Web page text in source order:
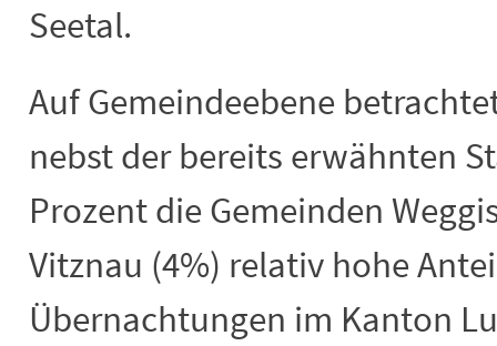
Seetal.
Auf Gemeindeebene
nebst der bereits erwähnten
Prozent die Gemeinden
Vitznau (4%) relativ hohe
Übernachtungen im Kanton